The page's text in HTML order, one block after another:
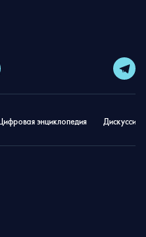
Цифровая энциклопедия